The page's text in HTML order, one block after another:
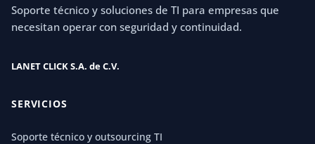
Soporte técnico y soluciones de TI para empresas que
necesitan operar con seguridad y continuidad.
LANET CLICK S.A. de C.V.
SERVICIOS
Soporte técnico y outsourcing TI